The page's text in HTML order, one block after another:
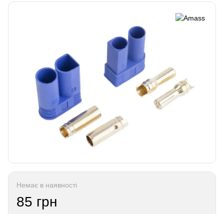
Немає в наявності
85 грн